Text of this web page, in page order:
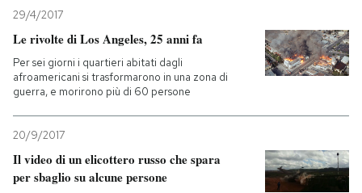
29/4/2017
Le rivolte di Los Angeles, 25 anni fa
Per sei giorni i quartieri abitati dagli
afroamericani si trasformarono in una zona di
guerra, e morirono più di 60 persone
20/9/2017
Il video di un elicottero russo che spara
per sbaglio su alcune persone